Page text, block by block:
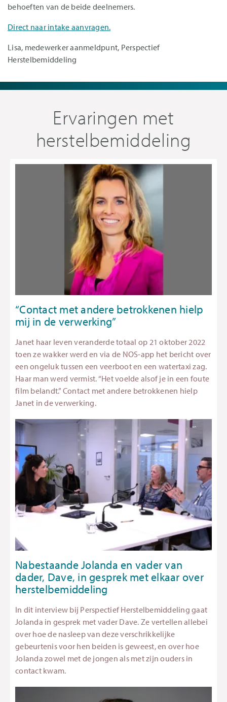
behoeften van de beide deelnemers.
Direct naar intake aanvragen.
Lisa, medewerker aanmeldpunt, Perspectief
Herstelbemiddeling
Ervaringen met
herstelbemiddeling
“Contact met andere betrokkenen hielp
mij in de verwerking”
Janet haar leven veranderde totaal op 21 oktober 2022
toen ze wakker werd en via de NOS-app het bericht over
een ongeluk tussen een veerboot en een watertaxi zag.
Haar man werd vermist. “Het voelde alsof je in een foute
film belandt.” Contact met andere betrokkenen hielp
Janet in de verwerking.
Nabestaande Jolanda en vader van
dader, Dave, in gesprek met elkaar over
herstelbemiddeling
In dit interview bij Perspectief Herstelbemiddeling gaat
Jolanda in gesprek met vader Dave. Ze vertellen allebei
over hoe de nasleep van deze verschrikkelijke
gebeurtenis voor hen beiden is geweest, en over hoe
Jolanda zowel met de jongen als met zijn ouders in
contact kwam.